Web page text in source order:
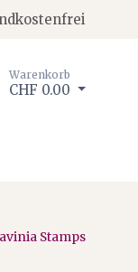
Warenkorb
CHF 0.00
Stamps